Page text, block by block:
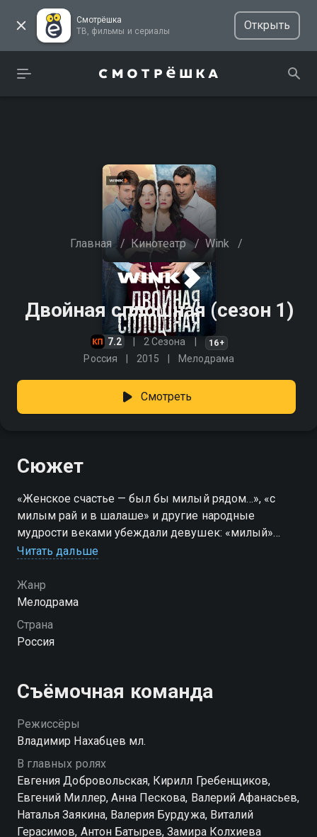
Смотрёшка
ТВ, фильмы и сериалы
Открыть
Главная / Кинотеатр / Wink /
Двойная сплошная (сезон 1)
7.2 2 Сезона 16+
Россия 2015 Мелодрама
Смотреть
Сюжет
«Женское счастье — был бы милый рядом…», «с
милым рай и в шалаше» и другие народные
мудрости веками убеждали девушек: «милый»
должен быть только один. А что делать, если их
Вместо одного идеального мужчины она нашла
сразу двоих: романтичного Александра и
спокойного Владимира. Анна любит их обоих и
никак не может определиться, кто ей нужен. Но
Посмотреть онлайн 1 сезон сериала Двойная
сплошная вы можете совершенно бесплатно в
хорошем HD качестве на Смотрёшке
Читать дальше
Жанр
Мелодрама
Страна
Россия
Съёмочная команда
Режиссёры
Владимир Нахабцев мл.
В главных ролях
Евгения Добровольская, Кирилл Гребенщиков,
Евгений Миллер, Анна Пескова, Валерий Афанасьев,
Наталья Заякина, Валерия Бурдужа, Виталий
Герасимов, Антон Батырев, Замира Колхиева